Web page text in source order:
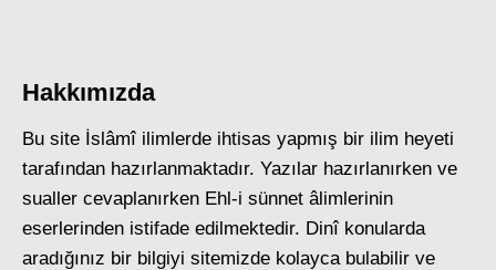
Hakkımızda
Bu site İslâmî ilimlerde ihtisas yapmış bir ilim heyeti
tarafından hazırlanmaktadır. Yazılar hazırlanırken ve
sualler cevaplanırken Ehl-i sünnet âlimlerinin
eserlerinden istifade edilmektedir. Dinî konularda
aradığınız bir bilgiyi sitemizde kolayca bulabilir ve